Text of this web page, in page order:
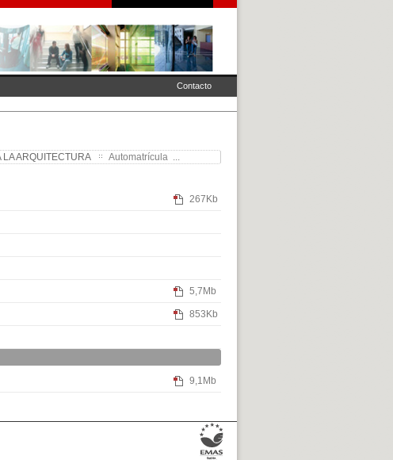
Contacto
LA ARQUITECTURA Automatrícula ...
267Kb
5,7Mb
853Kb
9,1Mb